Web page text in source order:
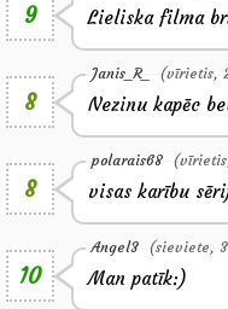
9 Lieliska filma
8
Janis_R_ (vīrietis,
Nezinu kapēc
8
polarais68
visas karību
10
Angel3 (sieviete,
Man patīk:)